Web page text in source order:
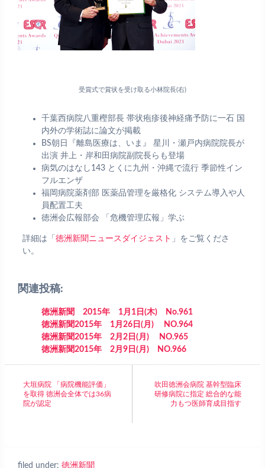
受賞式で賞状を受け取る小林院長(右)
千葉西病院八重樫部長 帯状疱疹後神経痛予防に一石 国
内外の学術誌に論文が掲載
BS朝日『離島医療は、いま』 星川・瀬戸内病院院長が
出演 井上・岸和田病院副院長らも登場
病気のはなし143 とくに九州・沖縄で流行 季節性イン
フルエンザ
福岡病院薬剤部 医薬品管理を厳格化 システム導入や人
員配置工夫
徳洲会広報部会 「危機管理広報」学ぶ
詳細は「 徳洲新聞ニュースダイジェスト 」をご覧くださ
い。
関連投稿:
徳洲新聞 2015年 1月1日(木) No.961
徳洲新聞2015年 1月26日(月) NO.964
徳洲新聞2015年 2月2日(月) NO.965
徳洲新聞2015年 2月9日(月) NO.966
大垣病院 「病院機能評価」
を取得 徳洲会全体では36病
院が認定
吹田徳洲会病院 基幹型臨床
研修病院に指定 総合的な能
力もつ医師育成目指す
filed under: 徳洲新聞